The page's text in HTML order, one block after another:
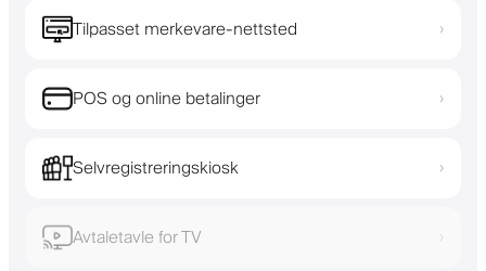
Tilpasset merkevare-nettsted ›
POS og online betalinger ›
Selvregistreringskiosk ›
Avtaletavle for TV ›